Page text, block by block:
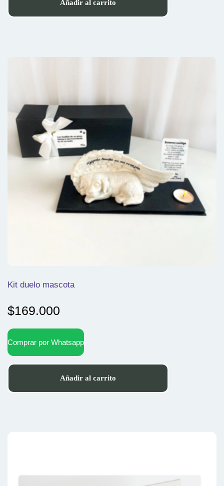
Añadir al carrito
Kit duelo mascota
$169.000
Comprar por Whatsapp
Añadir al carrito